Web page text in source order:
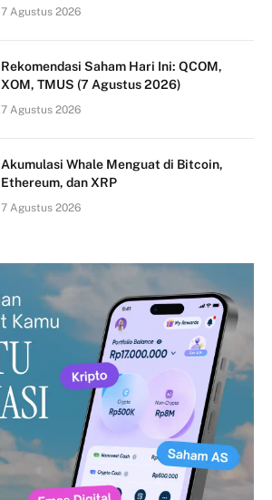
7 Agustus 2026
Rekomendasi Saham Hari Ini: QCOM,
XOM, TMUS (7 Agustus 2026)
7 Agustus 2026
Akumulasi Whale Menguat di Bitcoin,
Ethereum, dan XRP
7 Agustus 2026